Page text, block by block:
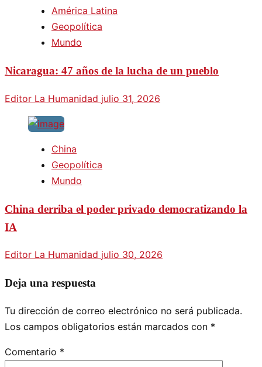
América Latina
Geopolítica
Mundo
Nicaragua: 47 años de la lucha de un pueblo
Editor La Humanidad julio 31, 2026
China
Geopolítica
Mundo
China derriba el poder privado democratizando la
IA
Editor La Humanidad julio 30, 2026
Deja una respuesta
Tu dirección de correo electrónico no será publicada.
Los campos obligatorios están marcados con *
Comentario *